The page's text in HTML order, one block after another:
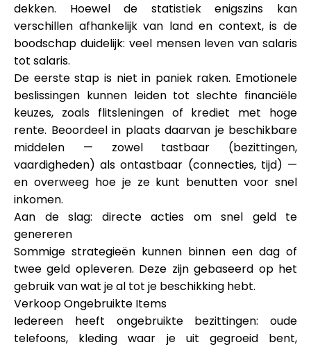
Hulp
Mijn Account
Financiering krijgen
ask@scrambleup.com
+372 712 2955
dekken. Hoewel de statistiek enigszins kan
verschillen afhankelijk van land en context, is de
boodschap duidelijk: veel mensen leven van salaris
tot salaris.
De eerste stap is niet in paniek raken. Emotionele
beslissingen kunnen leiden tot slechte financiële
keuzes, zoals flitsleningen of krediet met hoge
rente. Beoordeel in plaats daarvan je beschikbare
middelen — zowel tastbaar (bezittingen,
vaardigheden) als ontastbaar (connecties, tijd) —
en overweeg hoe je ze kunt benutten voor snel
inkomen.
Aan de slag: directe acties om snel geld te
genereren
Sommige strategieën kunnen binnen een dag of
twee geld opleveren. Deze zijn gebaseerd op het
gebruik van wat je al tot je beschikking hebt.
Verkoop Ongebruikte Items
Iedereen heeft ongebruikte bezittingen: oude
telefoons, kleding waar je uit gegroeid bent,